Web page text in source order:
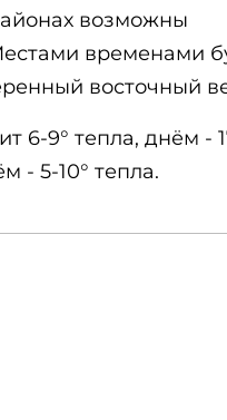
возможны
временами
восточный
6-9° тепла, днём -
- 5-10° тепла.